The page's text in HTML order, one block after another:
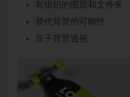
有组织的图层和文件夹
替代背景的可能性
原子背景透视